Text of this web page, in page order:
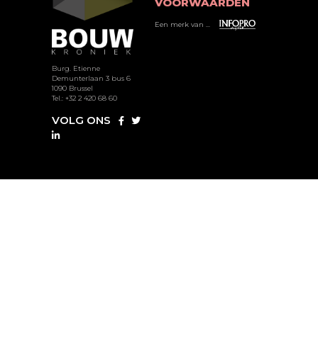
Burg. Etienne
Demunterlaan 3 bus 6
1090 Brussel
Tel.: +32 2 420 68 60
VOLG ONS
VOORWAARDEN
Een merk van ...